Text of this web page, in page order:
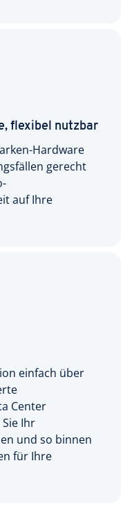
flexibel nutzbar
Hardware
gerecht
auf Ihre
einfach über
Center
Ihr
und so binnen
für Ihre